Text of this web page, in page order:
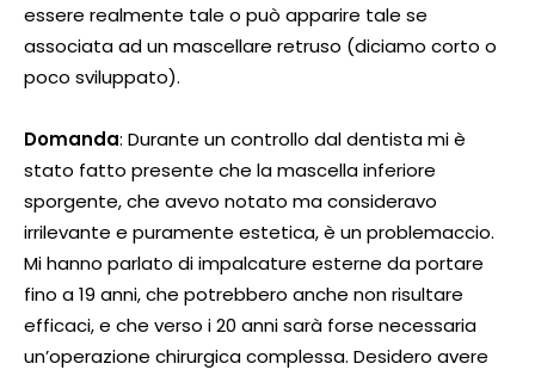
essere realmente tale o può apparire tale se
associata ad un mascellare retruso (diciamo corto o
poco sviluppato).
Domanda: Durante un controllo dal dentista mi è
stato fatto presente che la mascella inferiore
sporgente, che avevo notato ma consideravo
irrilevante e puramente estetica, è un problemaccio.
Mi hanno parlato di impalcature esterne da portare
fino a 19 anni, che potrebbero anche non risultare
efficaci, e che verso i 20 anni sarà forse necessaria
un’operazione chirurgica complessa. Desidero avere